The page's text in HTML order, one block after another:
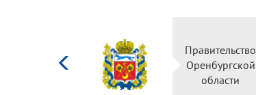
Правительство
Оренбургской
области